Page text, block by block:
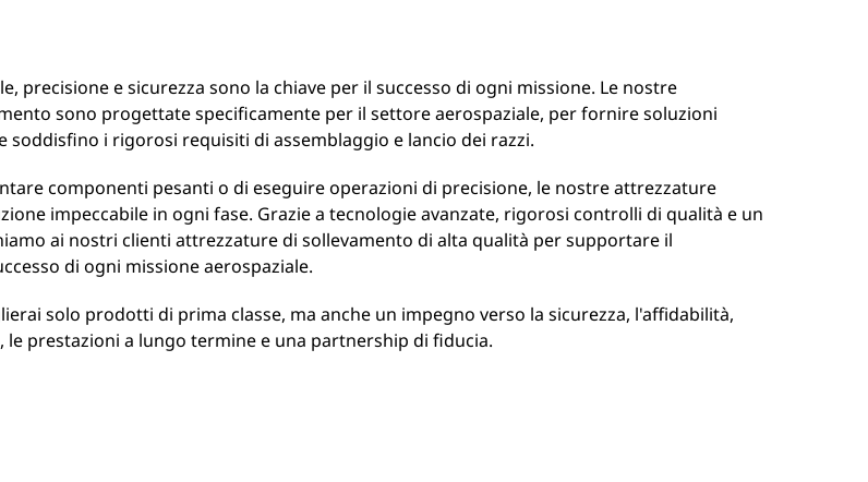
precisione e sicurezza sono la chiave per il successo di ogni missione. Le nostre
sono progettate specificamente per il settore aerospaziale, per fornire soluzioni
soddisfino i rigorosi requisiti di assemblaggio e lancio dei razzi.
componenti pesanti o di eseguire operazioni di precisione, le nostre attrezzature
impeccabile in ogni fase. Grazie a tecnologie avanzate, rigorosi controlli di qualità e un
ai nostri clienti attrezzature di sollevamento di alta qualità per supportare il
di ogni missione aerospaziale.
solo prodotti di prima classe, ma anche un impegno verso la sicurezza, l'affidabilità,
le prestazioni a lungo termine e una partnership di fiducia.